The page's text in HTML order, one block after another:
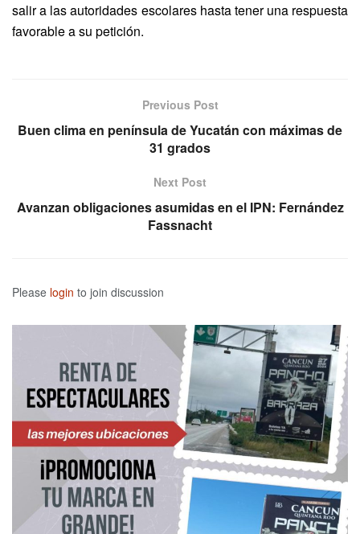
salir a las autoridades escolares hasta tener una respuesta
favorable a su petición.
Previous Post
Buen clima en península de Yucatán con máximas de
31 grados
Next Post
Avanzan obligaciones asumidas en el IPN: Fernández
Fassnacht
Please login to join discussion